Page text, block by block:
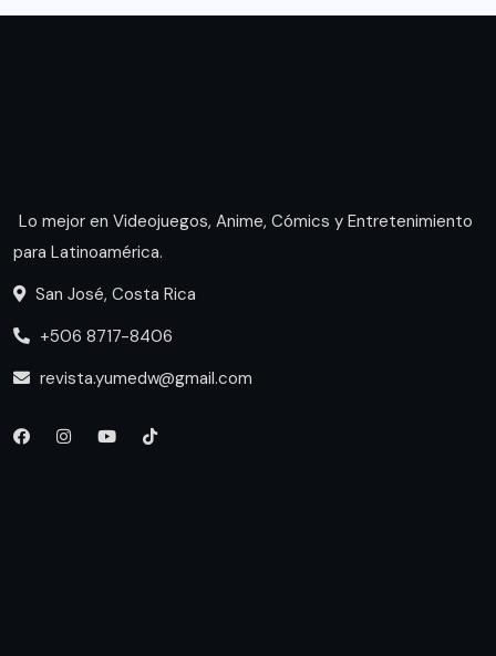
Lo mejor en Videojuegos, Anime, Cómics y Entretenimiento
para Latinoamérica.
San José, Costa Rica
+506 8717-8406
revista.yumedw@gmail.com